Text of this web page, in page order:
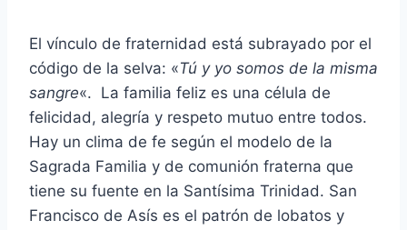
El vínculo de fraternidad está subrayado por el
código de la selva: «Tú y yo somos de la misma
sangre«. La familia feliz es una célula de
felicidad, alegría y respeto mutuo entre todos.
Hay un clima de fe según el modelo de la
Sagrada Familia y de comunión fraterna que
tiene su fuente en la Santísima Trinidad. San
Francisco de Asís es el patrón de lobatos y